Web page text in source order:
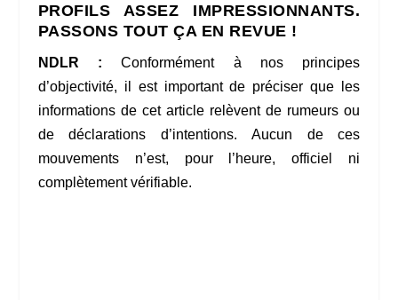
PROFILS ASSEZ IMPRESSIONNANTS.
PASSONS TOUT ÇA EN REVUE !
NDLR :Conformément à nos principes
d’objectivité, il est important de préciser que les
informations de cet article relèvent de rumeurs ou
de déclarations d’intentions. Aucun de ces
mouvements n’est, pour l’heure, officiel ni
complètement vérifiable.